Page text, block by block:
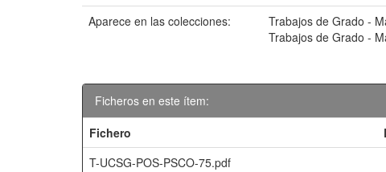
Aparece en las colecciones:
Trabajos de Grado -
Trabajos de Grado -
Ficheros en este ítem:
Fichero
T-UCSG-POS-PSCO-75.pdf